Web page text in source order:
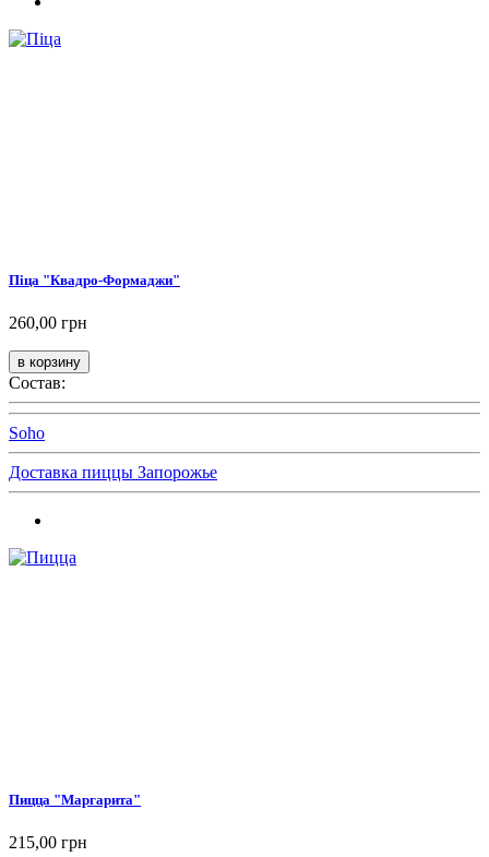
Піца "Квадро-Формаджи"
260,00 грн
Состав:
Soho
Доставка пиццы Запорожье
Пицца "Маргарита"
215,00 грн